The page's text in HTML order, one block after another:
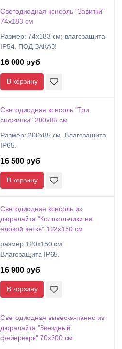
Светодиодная консоль "Завитки"
74х183 см
Размер: 74х183 см; влагозащита
IP54. ПОД ЗАКАЗ!
16 000 руб
В корзину
Светодиодная консоль "Три
снежинки" 200х85 см
Размер: 200х85 см. Влагозащита
IP65.
16 500 руб
В корзину
Светодиодная консоль из
дюралайта "Колокольчики на
еловой ветке" 122х150 см
размер 120x150 см.
Влагозащита IP65.
16 900 руб
В корзину
Светодиодная вывеска-панно из
дюралайта "Звездный
фейерверк" 70х300 см